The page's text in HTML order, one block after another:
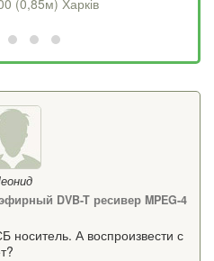
(0,85м) Харків
DVB-T ресивер MPEG-4
носитель. А воспроизвести с